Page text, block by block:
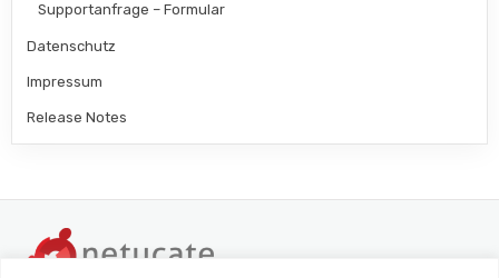
Supportanfrage – Formular
Datenschutz
Impressum
Release Notes